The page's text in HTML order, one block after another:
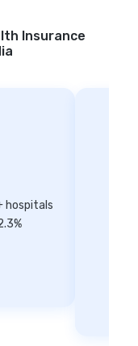
Insurance
hospitals